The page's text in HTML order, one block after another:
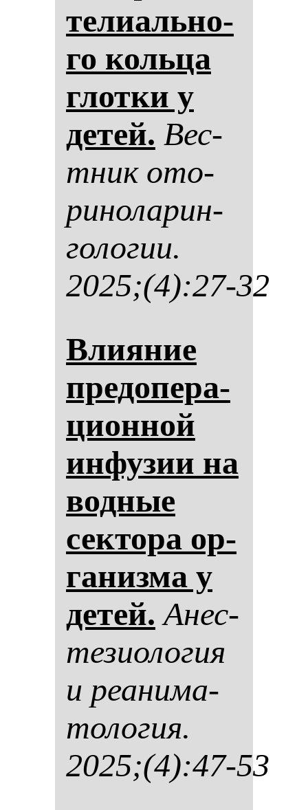
те­ли­аль­но­
го коль­ца
глот­ки у
де­тей. Вес­
тник ото­
ри­но­ла­рин­
го­ло­гии.
2025;(4):27-32
Вли­яние
пре­до­пе­ра­
ци­он­ной
ин­фу­зии на
вод­ные
сек­то­ра ор­
га­низ­ма у
де­тей. Анес­
те­зи­оло­гия
и ре­ани­ма­
то­ло­гия.
2025;(4):47-53